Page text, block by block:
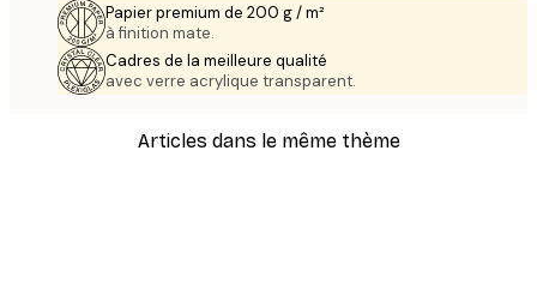
Papier premium de 200 g / m²
à finition mate.
Cadres de la meilleure qualité
avec verre acrylique transparent.
Articles dans le même thème